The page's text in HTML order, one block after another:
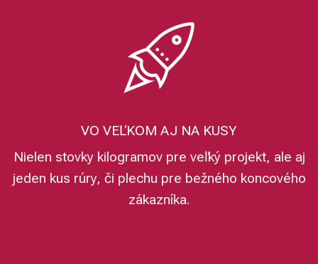
VO VEĽKOM AJ NA KUSY
Nielen stovky kilogramov pre veľký projekt, ale aj
jeden kus rúry, či plechu pre bežného koncového
zákazníka.